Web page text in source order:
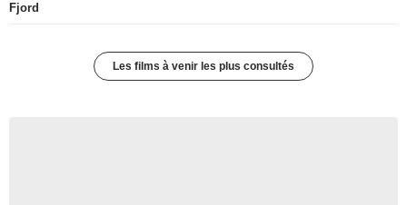
Fjord
Les films à venir les plus consultés